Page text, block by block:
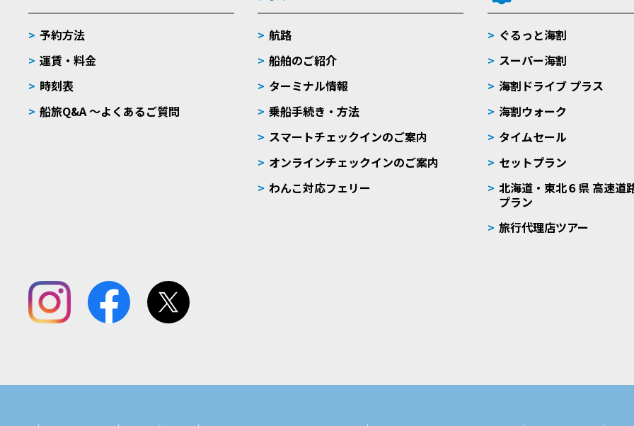
予約方法
運賃・料金
時刻表
船旅Q&A 〜よくあるご質問
航路
船舶のご紹介
ターミナル情報
乗船手続き・方法
スマートチェックインのご案内
オンラインチェックインのご案内
わんこ対応フェリー
ぐるっと海割
スーパー海割
海割ドライブ プラス
海割ウォーク
タイムセール
セットプラン
北海道・東北６県 高速道
プラン
旅行代理店ツアー